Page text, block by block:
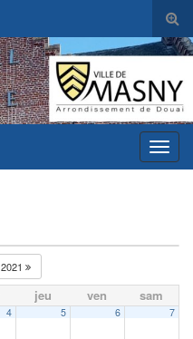
2021
jeu ven sam
4 5 6 7